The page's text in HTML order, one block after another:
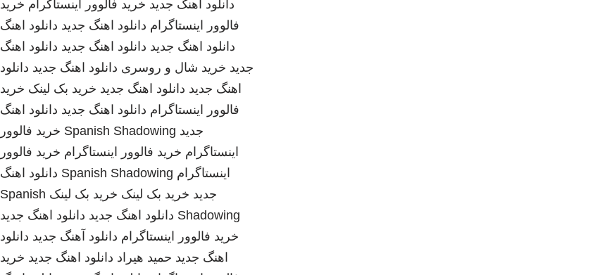
دانلود اهنگ جدید خرید فالوور اینستاگرام خرید
فالوور اینستاگرام دانلود اهنگ جدید دانلود اهنگ
دانلود اهنگ جدید دانلود اهنگ جدید دانلود اهنگ
جدید خرید شال و روسری دانلود اهنگ جدید دانلود
اهنگ جدید دانلود اهنگ جدید خرید بک لینک خرید
فالوور اینستاگرام دانلود اهنگ جدید دانلود اهنگ
جدید Spanish Shadowing خرید فالوور
اینستاگرام خرید فالوور اینستاگرام خرید فالوور
اینستاگرام Spanish Shadowing دانلود اهنگ
جدید خرید بک لینک خرید بک لینک Spanish
Shadowing دانلود اهنگ جدید دانلود اهنگ جدید
خرید فالوور اینستاگرام دانلود آهنگ جدید دانلود
اهنگ جدید حمید هیراد دانلود اهنگ جدید خرید